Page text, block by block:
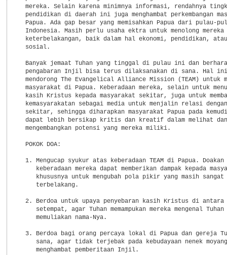
mereka. Selain karena minimnya informasi, rendahnya
pendidikan di daerah ini juga menghambat perkembangan
Papua. Ada gap besar yang memisahkan Papua dari pulau-
Indonesia. Masih perlu usaha ektra untuk menolong mereka
keterbelakangan, baik dalam hal ekonomi, pendidikan,
  sosial.
Banyak jemaat Tuhan yang tinggal di pulau ini dan
pengabaran Injil bisa terus dilaksanakan di sana. Hal
mendorong The Evangelical Alliance Mission (TEAM) untuk
masyarakat di Papua. Keberadaan mereka, selain untuk
kasih Kristus kepada masyarakat sekitar, juga untuk
kemasyarakatan sebagai media untuk menjalin relasi
sekitar, sehingga diharapkan masyarakat Papua pada
  dapat lebih bersikap kritis dan kreatif dalam melihat dan
  mengembangkan potensi yang mereka miliki.
  POKOK DOA:
1. Mengucap syukur atas keberadaan TEAM di Papua. Doakan
keberadaan mereka dapat memberikan dampak kepada
     khususnya untuk mengubah pola pikir yang masih sangat
     terbelakang.
2. Berdoa untuk upaya penyebaran kasih Kristus di antara
setempat, agar Tuhan memampukan mereka mengenal Tuhan
     memuliakan nama-Nya.
3. Berdoa bagi orang percaya lokal di Papua dan gereja
sana, agar tidak terjebak pada kebudayaan nenek
     menghambat pemberitaan Injil.